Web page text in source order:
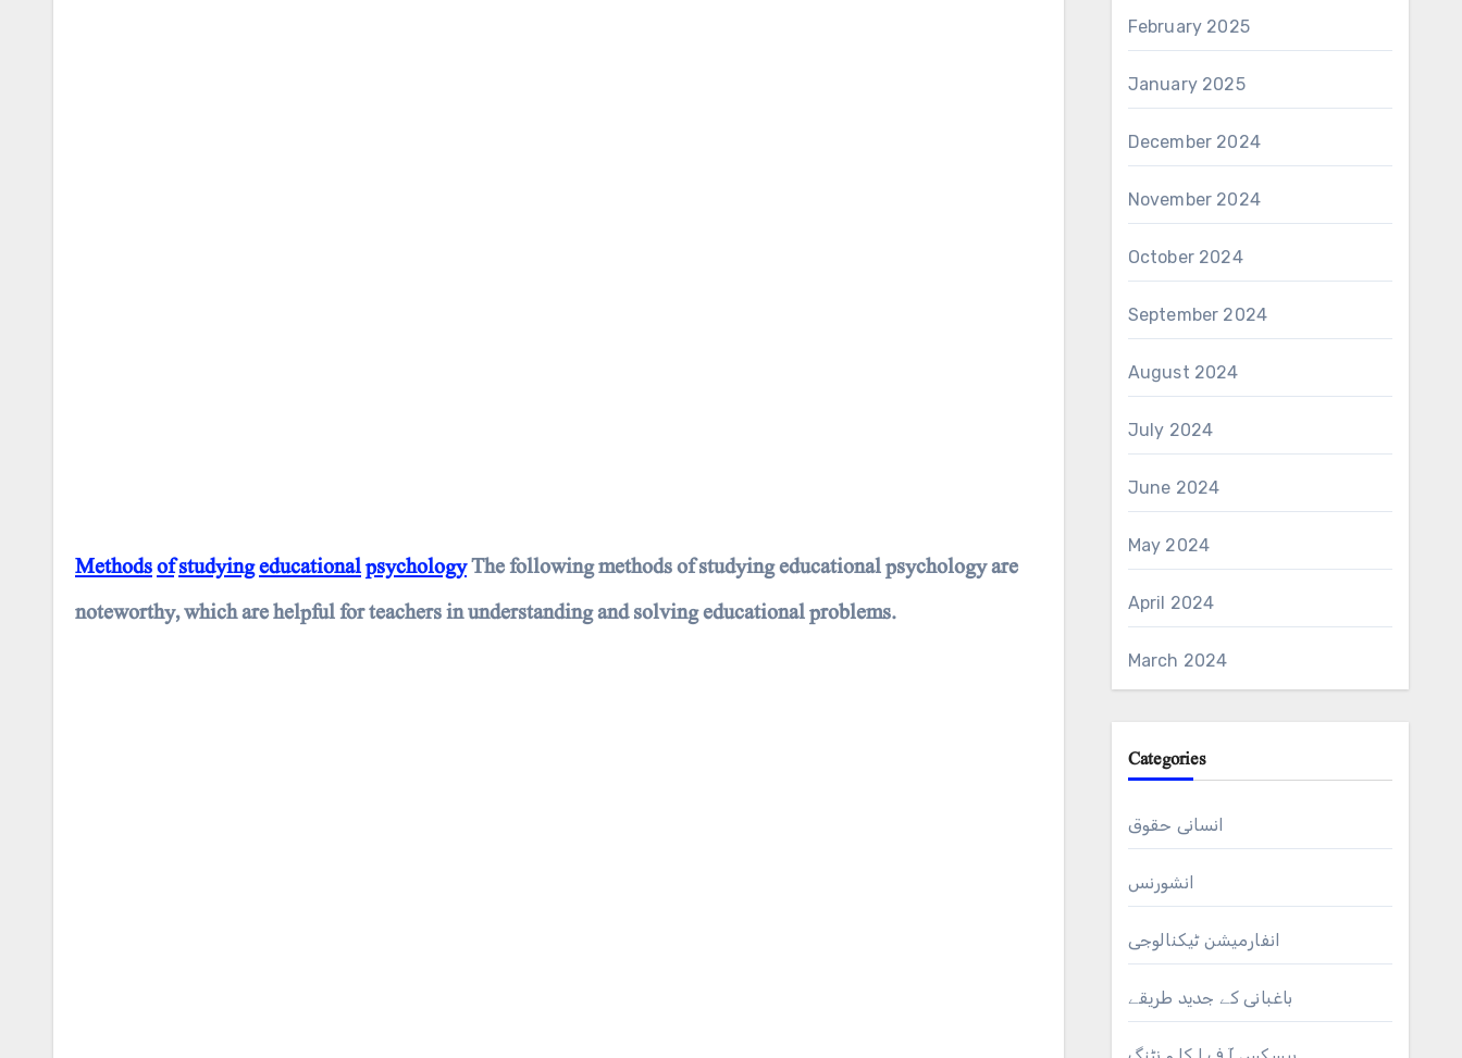
MethodsofstudyingeducationalpsychologyThe following methods of studying educational psychology are
noteworthy, which are helpful for teachers in understanding and solving educational problems.
February 2025
January 2025
December 2024
November 2024
October 2024
September 2024
August 2024
July 2024
June 2024
May 2024
April 2024
March 2024
Categories
انسانی حقوق
انشورنس
انفارمیشن ٹیکنالوجی
باغبانی کے جدید طریقے